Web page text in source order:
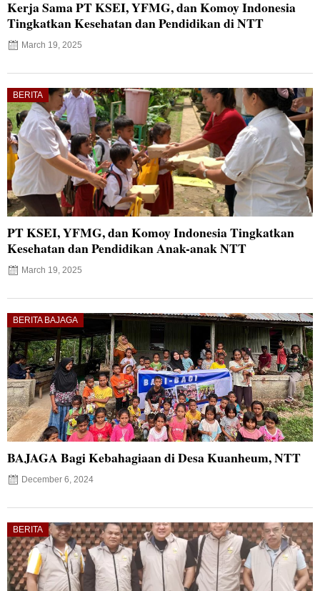
Kerja Sama PT KSEI, YFMG, dan Komoy Indonesia
Tingkatkan Kesehatan dan Pendidikan di NTT
March 19, 2025
BERITA
PT KSEI, YFMG, dan Komoy Indonesia Tingkatkan
Kesehatan dan Pendidikan Anak-anak NTT
March 19, 2025
BERITA BAJAGA
BAJAGA Bagi Kebahagiaan di Desa Kuanheum, NTT
December 6, 2024
BERITA